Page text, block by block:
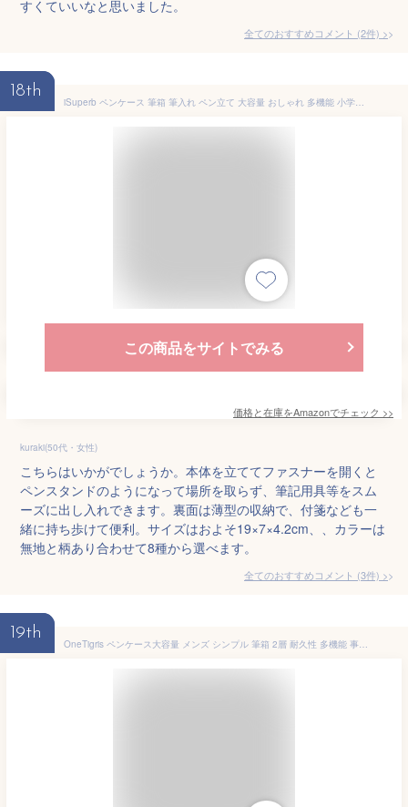
すくていいなと思いました。
全てのおすすめコメント (2件) >
18th
iSuperb ペンケース 筆箱 筆入れ ペン立て 大容量 おしゃれ 多機能 小学生 中学生 文具ケース 小物収納 学生用 文具バッグ 成人祝い 誕生日 進学 新学期 ブラック ブルー ピンク (ブラック/二層)
この商品をサイトでみる
価格と在庫をAmazonでチェック >>
kuraki(50代・女性)
こちらはいかがでしょうか。本体を立ててファスナーを開くと
ペンスタンドのようになって場所を取らず、筆記用具等をスム
ーズに出し入れできます。裏面は薄型の収納で、付箋なども一
緒に持ち歩けて便利。サイズはおよそ19×7×4.2cm、、カラーは
無地と柄あり合わせて8種から選べます。
全てのおすすめコメント (3件) >
19th
OneTigris ペンケース大容量 メンズ シンプル 筆箱 2層 耐久性 多機能 事務用品 ツールポーチ 小物入れ 男の子 女の子 社会人用 学生用 小学生 中学生 高校生 (グリーン)